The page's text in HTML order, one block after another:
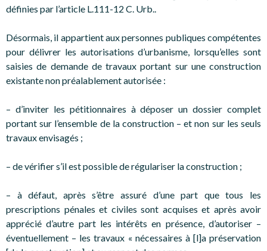
définies par l’article L.111-12 C. Urb..
Désormais, il appartient aux personnes publiques compétentes
pour délivrer les autorisations d’urbanisme, lorsqu’elles sont
saisies de demande de travaux portant sur une construction
existante non préalablement autorisée :
– d’inviter les pétitionnaires à déposer un dossier complet
portant sur l’ensemble de la construction – et non sur les seuls
travaux envisagés ;
– de vérifier s’il est possible de régulariser la construction ;
– à défaut, après s’être assuré d’une part que tous les
prescriptions pénales et civiles sont acquises et après avoir
apprécié d’autre part les intérêts en présence, d’autoriser –
éventuellement – les travaux « nécessaires à [l]a préservation